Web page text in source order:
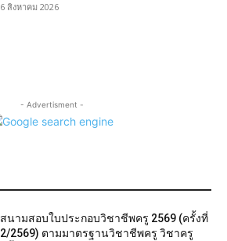
6 สิงหาคม 2026
- Advertisment -
สนามสอบใบประกอบวิชาชีพครู 2569 (ครั้งที่
2/2569) ตามมาตรฐานวิชาชีพครู วิชาครู